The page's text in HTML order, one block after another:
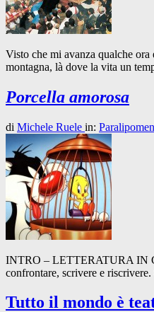
Visto che mi avanza qualche
montagna, là dove la vita un
Porcella amorosa
di Michele Ruele in:
INTRO – LETTERATURA IN
confrontare, scrivere e
Tutto il mondo è